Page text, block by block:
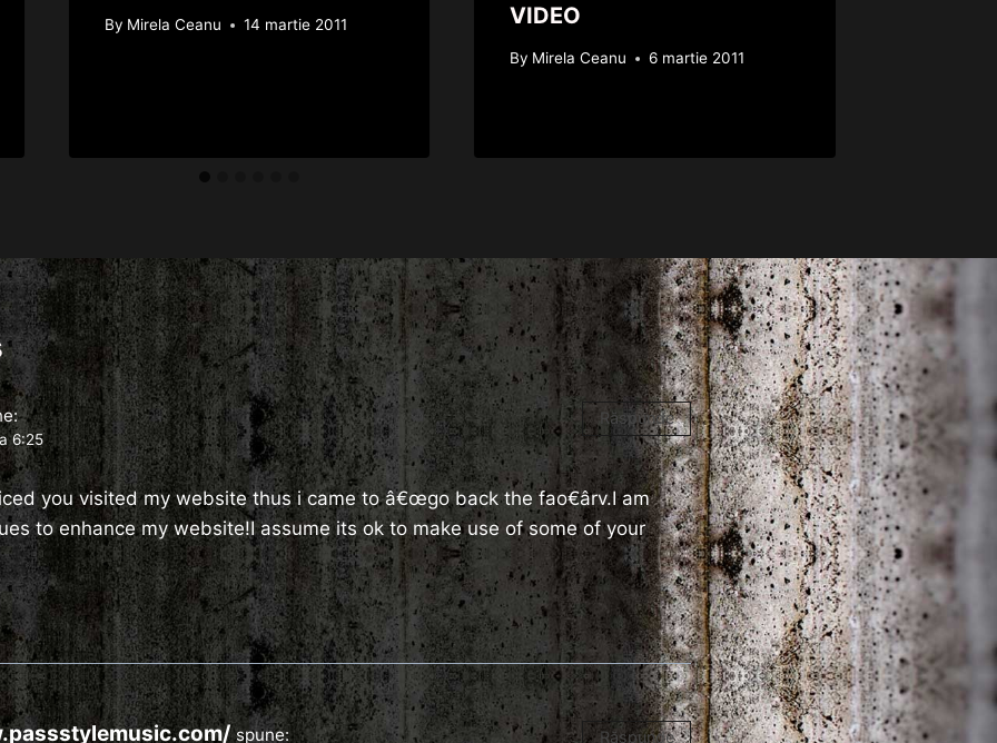
By Mirela Ceanu 14 martie 2011
VIDEO
By Mirela Ceanu 6 martie 2011
6:25
you visited my website thus i came to â€œgo back the fao€ârv.I am
to enhance my website!I assume its ok to make use of some of your
Răspunde
spune: Răspunde